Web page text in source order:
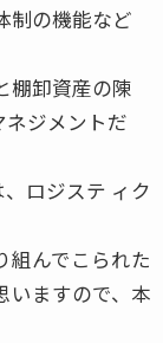
制の機能など
棚卸資産の陳
ジメントだ
ロジステ ィク
組んでこられた
いますので、本